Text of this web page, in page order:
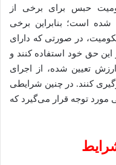
حبس برای برخی از
است؛ بنابراین برخی
در صورتی که دارای
این حق خود استفاده کنند و
تعیین شده، از اجرای
کنند. در چنین شرایطی
مورد توجه قرار می‌گیرد که